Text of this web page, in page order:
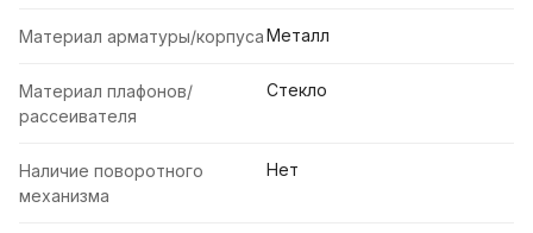
Материал арматуры/корпусаМеталл
Материал плафонов/
рассеивателя
Стекло
Наличие поворотного
механизма
Нет